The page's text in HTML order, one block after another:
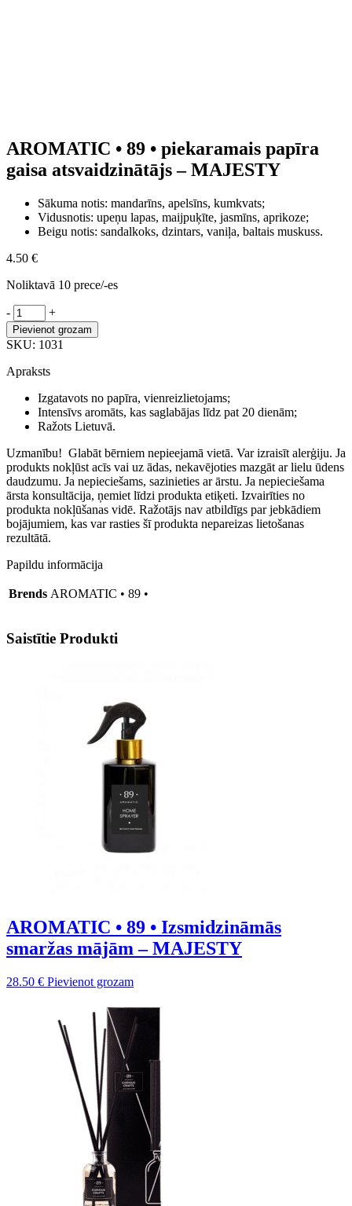
AROMATIC • 89 • piekaramais papīra
gaisa atsvaidzinātājs – MAJESTY
Sākuma notis: mandarīns, apelsīns, kumkvats;
Vidusnotis: upeņu lapas, maijpuķīte, jasmīns, aprikoze;
Beigu notis: sandalkoks, dzintars, vaniļa, baltais muskuss.
4.50 €
Noliktavā 10 prece/-es
- AROMATIC
•
89
•
piekaramais
papīra
gaisa
atsvaidzinātājs
daudzums
+
Pievienot grozam
SKU: 1031
Apraksts
Izgatavots no papīra, vienreizlietojams;
Intensīvs aromāts, kas saglabājas līdz pat 20 dienām;
Ražots Lietuvā.
Uzmanību! Glabāt bērniem nepieejamā vietā. Var izraisīt alerģiju. Ja
produkts nokļūst acīs vai uz ādas, nekavējoties mazgāt ar lielu ūdens
daudzumu. Ja nepieciešams, sazinieties ar ārstu. Ja nepieciešama
ārsta konsultācija, ņemiet līdzi produkta etiķeti. Izvairīties no
produkta nokļūšanas vidē. Ražotājs nav atbildīgs par jebkādiem
bojājumiem, kas var rasties šī produkta nepareizas lietošanas
rezultātā.
Papildu informācija
Brends AROMATIC • 89 •
Saistītie Produkti
AROMATIC • 89 • Izsmidzināmās
smaržas mājām – MAJESTY
28.50 € Pievienot grozam